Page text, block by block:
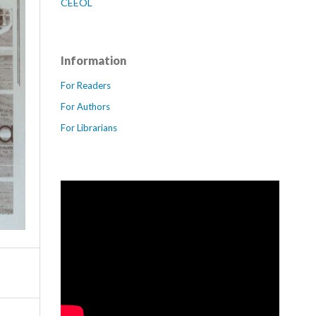
CEEOL
Information
For Readers
For Authors
For Librarians